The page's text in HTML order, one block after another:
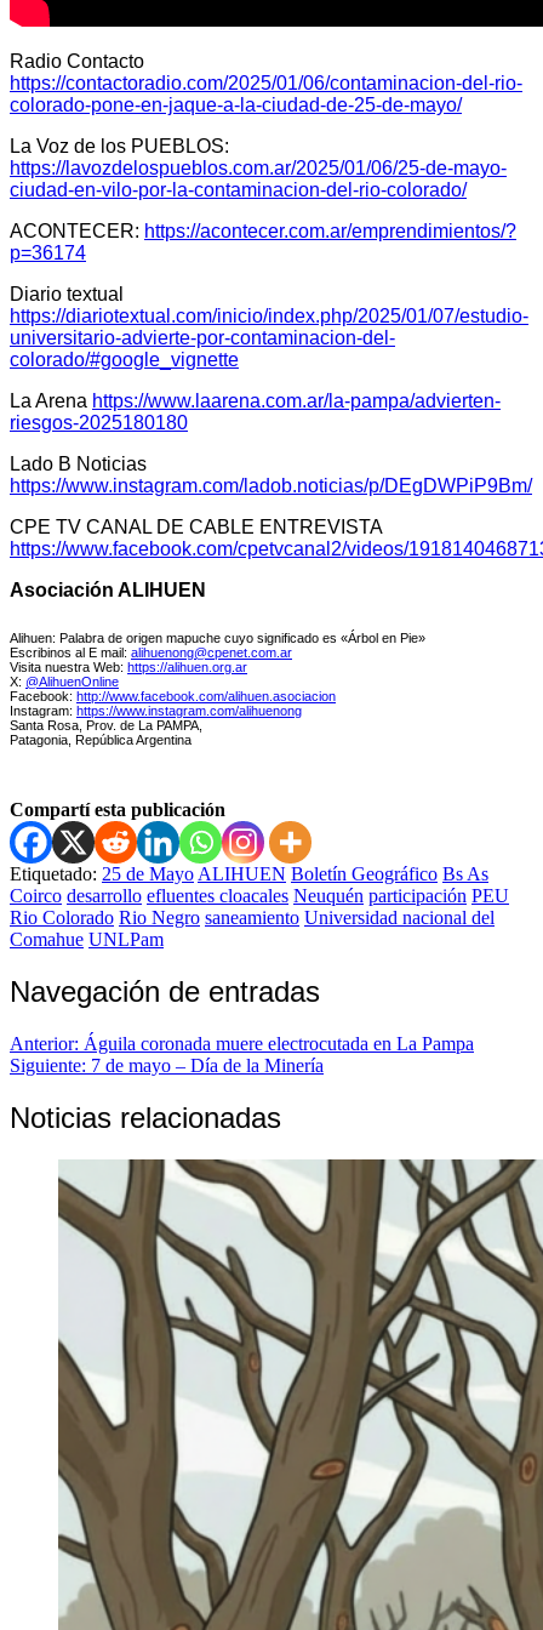
Radio Contacto
https://contactoradio.com/2025/01/06/contaminacion-del-rio-
colorado-pone-en-jaque-a-la-ciudad-de-25-de-mayo/
La Voz de los PUEBLOS:
https://lavozdelospueblos.com.ar/2025/01/06/25-de-mayo-
ciudad-en-vilo-por-la-contaminacion-del-rio-colorado/
ACONTECER: https://acontecer.com.ar/emprendimientos/?
p=36174
Diario textual
https://diariotextual.com/inicio/index.php/2025/01/07/estudio-
universitario-advierte-por-contaminacion-del-
colorado/#google_vignette
La Arena https://www.laarena.com.ar/la-pampa/advierten-
riesgos-2025180180
Lado B Noticias
https://www.instagram.com/ladob.noticias/p/DEgDWPiP9Bm/
CPE TV CANAL DE CABLE ENTREVISTA
https://www.facebook.com/cpetvcanal2/videos/
Asociación ALIHUEN
Alihuen: Palabra de origen mapuche cuyo significado es «Árbol en Pie»
Escribinos al E mail: alihuenong@cpenet.com.ar
Visita nuestra Web: https://alihuen.org.ar
X: @AlihuenOnline
Facebook: http://www.facebook.com/alihuen.asociacion
Instagram: https://www.instagram.com/alihuenong
Santa Rosa, Prov. de La PAMPA,
Patagonia, República Argentina
Compartí esta publicación
Etiquetado: 25 de MayoALIHUEN Boletín Geográfico Bs As
Coirco desarrollo efluentes cloacales Neuquén participación PEU
Rio Colorado Rio Negro saneamiento Universidad nacional del
Comahue UNLPam
Navegación de entradas
Anterior: Águila coronada muere electrocutada en La Pampa
Siguiente: 7 de mayo – Día de la Minería
Noticias relacionadas